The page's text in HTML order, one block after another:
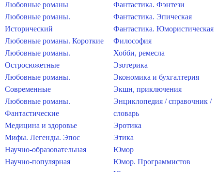
Любовные романы
Любовные романы.
Исторический
Любовные романы. Короткие
Любовные романы.
Остросюжетные
Любовные романы.
Современные
Любовные романы.
Фантастические
Медицина и здоровье
Мифы. Легенды. Эпос
Научно-образовательная
Научно-популярная
Фантастика. Фэнтези
Фантастика. Эпическая
Фантастика. Юмористическая
Философия
Хобби, ремесла
Эзотерика
Экономика и бухгалтерия
Экшн, приключения
Энциклопедия / справочник /
словарь
Эротика
Этика
Юмор
Юмор. Программистов